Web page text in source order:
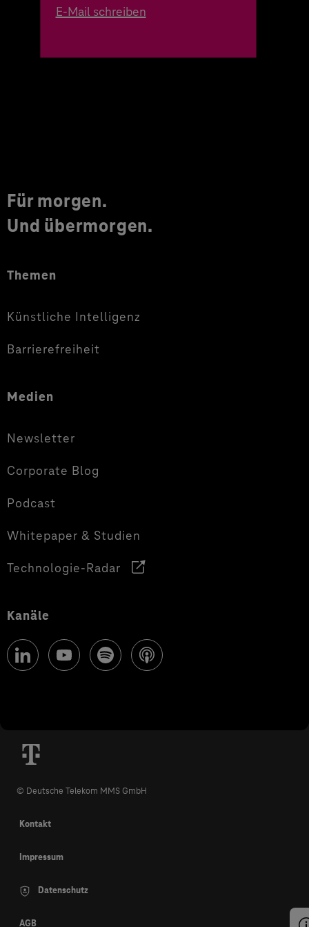
E-Mail schreiben
Für morgen.
Und übermorgen.
Themen
Künstliche Intelligenz
Barrierefreiheit
Medien
Newsletter
Corporate Blog
Podcast
Whitepaper & Studien
Technologie-Radar
Kanäle
© Deutsche Telekom MMS GmbH
Kontakt
Impressum
Datenschutz
AGB